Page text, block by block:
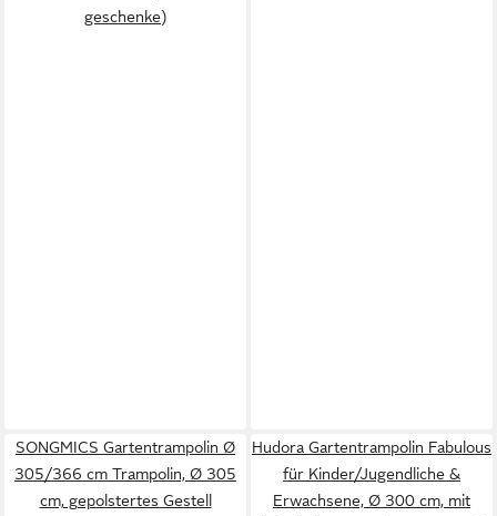
geschenke)
SONGMICS Gartentrampolin Ø
305/366 cm Trampolin, Ø 305
cm, gepolstertes Gestell
Hudora Gartentrampolin Fabulous
für Kinder/Jugendliche &
Erwachsene, Ø 300 cm, mit